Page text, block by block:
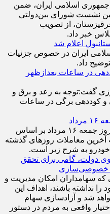
اسلامی ایران، ضمن
نشست شورای بین‌دولتی
از تصویب
خبر داد.
اعلام شد
ایران در خصوص جزئیات
داد.
در ساعات بعدازظهر
گفت:توجه به رعد و برق و
و کوددهی برگی در ساعات
قیمت خودرو در بازار آزاد امروز جمعه ۱۶ مرداد بر اساس
آخرین معاملات روز‌های گذشته
به شرح زیر است.
دولت، گامی برای تحقق
خصوصی‌سازی
که سهامداران امکان مدیریت و
را نداشته باشند، اهداف این
شد و آزادسازی سهام
واقعی به مردم در دستور